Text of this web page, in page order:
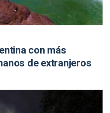
con más
de extranjeros